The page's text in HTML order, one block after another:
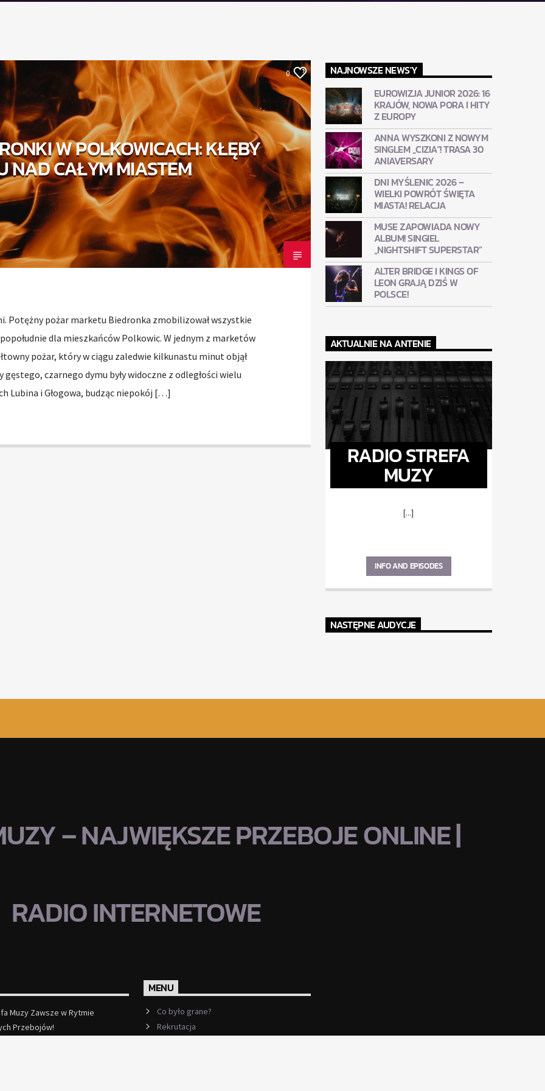
0
W POLKOWICACH: KŁĘBY
NAD CAŁYM MIASTEM
Potężny pożar marketu Biedronka zmobilizował wszystkie
dla mieszkańców Polkowic. W jednym z marketów
pożar, który w ciągu zaledwie kilkunastu minut objął
gęstego, czarnego dymu były widoczne z odległości wielu
Lubina i Głogowa, budząc niepokój […]
NAJNOWSZE NEWS'Y
EUROWIZJA JUNIOR 2026: 16
KRAJÓW, NOWA PORA I HITY
Z EUROPY
ANNA WYSZKONI Z NOWYM
SINGLEM „CIZIA”! TRASA 30
ANIAVERSARY
DNI MYŚLENIC 2026 –
WIELKI POWRÓT ŚWIĘTA
MIASTA! RELACJA
MUSE ZAPOWIADA NOWY
ALBUM! SINGIEL
„NIGHTSHIFT SUPERSTAR”
ALTER BRIDGE I KINGS OF
LEON GRAJĄ DZIŚ W
POLSCE!
AKTUALNIE NA ANTENIE
RADIO STREFA
MUZY
[...]
INFO AND EPISODES
NASTĘPNE AUDYCJE
– NAJWIĘKSZE PRZEBOJE ONLINE |
RADIO INTERNETOWE
Muzy Zawsze w Rytmie
Przebojów!
MENU
Co było grane?
Rekrutacja